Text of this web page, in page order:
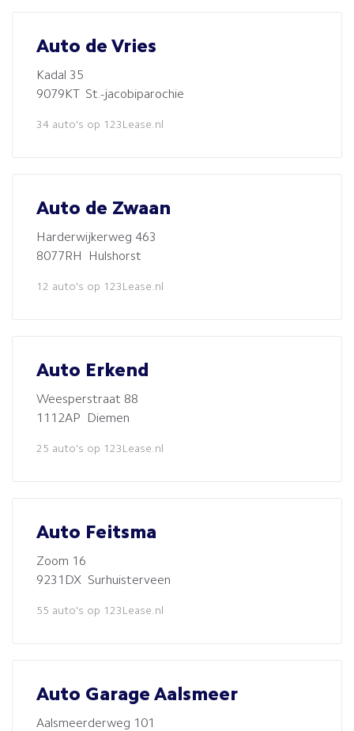
Auto de Vries
Kadal 35
9079KT St.-jacobiparochie
34 auto's op 123Lease.nl
Auto de Zwaan
Harderwijkerweg 463
8077RH Hulshorst
12 auto's op 123Lease.nl
Auto Erkend
Weesperstraat 88
1112AP Diemen
25 auto's op 123Lease.nl
Auto Feitsma
Zoom 16
9231DX Surhuisterveen
55 auto's op 123Lease.nl
Auto Garage Aalsmeer
Aalsmeerderweg 101